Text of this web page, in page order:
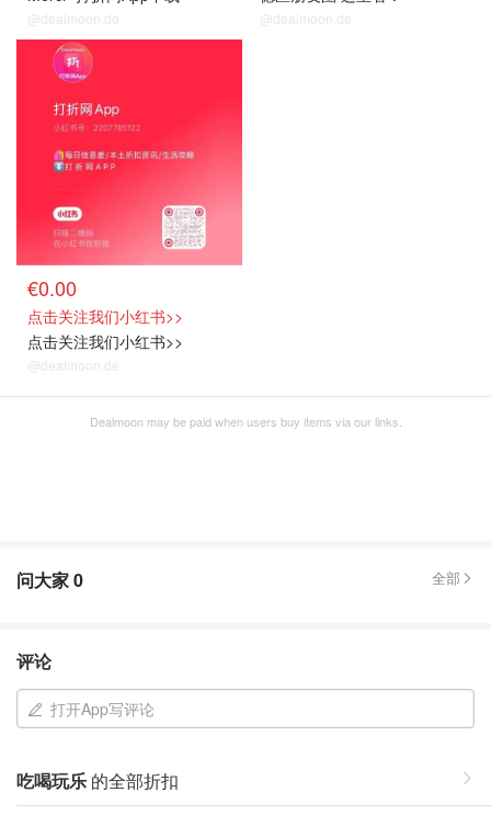
@dealmoon.de @dealmoon.de
€0.00
点击关注我们小红书>>
点击关注我们小红书>>
@dealmoon.de
Dealmoon may be paid when users buy items via our links.
问大家0 全部
评论
打开App写评论
吃喝玩乐 的全部折扣